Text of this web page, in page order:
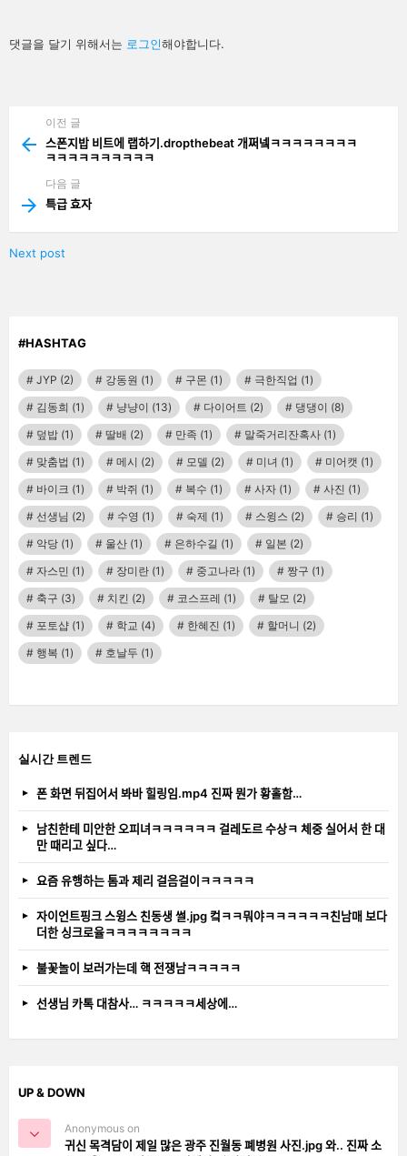
답
글
댓글을 달기 위해서는 로그인해야합니다.
more
이전 글
스폰지밥 비트에 랩하기.dropthebeat 개쩌넼ㅋㅋㅋㅋㅋㅋㅋㅋ
ㅋㅋㅋㅋㅋㅋㅋㅋㅋㅋ
다음 글
특급 효자
Next post
#HASHTAG
JYP (2) 강동원 (1) 구몬 (1) 극한직업 (1)
김동희 (1) 냥냥이 (13) 다이어트 (2) 댕댕이 (8)
덮밥 (1) 딸배 (2) 만족 (1) 말죽거리잔혹사 (1)
맞춤법 (1) 메시 (2) 모델 (2) 미녀 (1) 미어캣 (1)
바이크 (1) 박쥐 (1) 복수 (1) 사자 (1) 사진 (1)
선생님 (2) 수영 (1) 숙제 (1) 스윙스 (2) 승리 (1)
악당 (1) 울산 (1) 은하수길 (1) 일본 (2)
자스민 (1) 장미란 (1) 중고나라 (1) 짱구 (1)
축구 (3) 치킨 (2) 코스프레 (1) 탈모 (2)
포토샵 (1) 학교 (4) 한혜진 (1) 할머니 (2)
행복 (1) 호날두 (1)
실시간 트렌드
폰 화면 뒤집어서 봐바 힐링임.mp4 진짜 뭔가 황홀함…
남친한테 미안한 오피녀ㅋㅋㅋㅋㅋㅋ 걸레도르 수상ㅋ 체중 실어서 한 대
만 때리고 싶다…
요즘 유행하는 톰과 제리 걸음걸이ㅋㅋㅋㅋㅋ
자이언트핑크 스윙스 친동생 썰.jpg 컼ㅋㅋ뭐야ㅋㅋㅋㅋㅋㅋ친남매 보다
더한 싱크로율ㅋㅋㅋㅋㅋㅋㅋㅋ
불꽃놀이 보러가는데 핵 전쟁남ㅋㅋㅋㅋㅋ
선생님 카톡 대참사… ㅋㅋㅋㅋㅋ세상에…
UP & DOWN
Anonymous on
귀신 목격담이 제일 많은 광주 진월동 폐병원 사진.jpg 와.. 진짜 소